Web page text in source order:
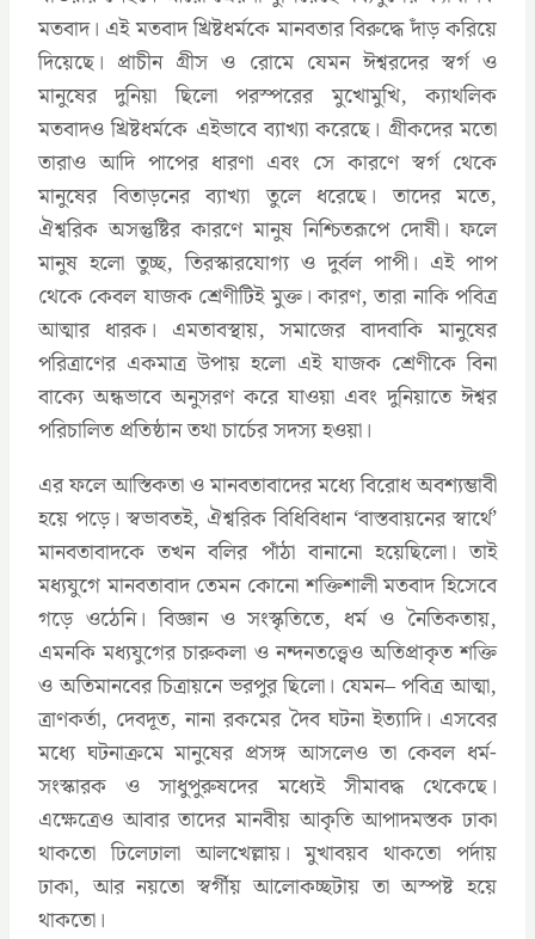
মতবাদ। এই মতবাদ খ্রিষ্টধর্মকে মানবতার বিরুদ্ধে দাঁড় করিয়ে
দিয়েছে। প্রাচীন গ্রীস ও রোমে যেমন ঈশ্বরদের স্বর্গ ও
মানুষের দুনিয়া ছিলো পরস্পরের মুখোমুখি, ক্যাথলিক
মতবাদও খ্রিষ্টধর্মকে এইভাবে ব্যাখ্যা করেছে। গ্রীকদের মতো
তারাও আদি পাপের ধারণা এবং সে কারণে স্বর্গ থেকে
মানুষের বিতাড়নের ব্যাখ্যা তুলে ধরেছে। তাদের মতে,
ঐশ্বরিক অসন্তুষ্টির কারণে মানুষ নিশ্চিতরূপে দোষী। ফলে
মানুষ হলো তুচ্ছ, তিরস্কারযোগ্য ও দুর্বল পাপী। এই পাপ
থেকে কেবল যাজক শ্রেণীটিই মুক্ত। কারণ, তারা নাকি পবিত্র
আত্মার ধারক। এমতাবস্থায়, সমাজের বাদবাকি মানুষের
পরিত্রাণের একমাত্র উপায় হলো এই যাজক শ্রেণীকে বিনা
বাক্যে অন্ধভাবে অনুসরণ করে যাওয়া এবং দুনিয়াতে ঈশ্বর
পরিচালিত প্রতিষ্ঠান তথা চার্চের সদস্য হওয়া।
এর ফলে আস্তিকতা ও মানবতাবাদের মধ্যে বিরোধ অবশ্যম্ভাবী
হয়ে পড়ে। স্বভাবতই, ঐশ্বরিক বিধিবিধান ‘বাস্তবায়নের স্বার্থে’
মানবতাবাদকে তখন বলির পাঁঠা বানানো হয়েছিলো। তাই
মধ্যযুগে মানবতাবাদ তেমন কোনো শক্তিশালী মতবাদ হিসেবে
গড়ে ওঠেনি। বিজ্ঞান ও সংস্কৃতিতে, ধর্ম ও নৈতিকতায়,
এমনকি মধ্যযুগের চারুকলা ও নন্দনতত্ত্বেও অতিপ্রাকৃত শক্তি
ও অতিমানবের চিত্রায়নে ভরপুর ছিলো। যেমন– পবিত্র আত্মা,
ত্রাণকর্তা, দেবদূত, নানা রকমের দৈব ঘটনা ইত্যাদি। এসবের
মধ্যে ঘটনাক্রমে মানুষের প্রসঙ্গ আসলেও তা কেবল ধর্ম-
সংস্কারক ও সাধুপুরুষদের মধ্যেই সীমাবদ্ধ থেকেছে।
এক্ষেত্রেও আবার তাদের মানবীয় আকৃতি আপাদমস্তক ঢাকা
থাকতো ঢিলেঢালা আলখেল্লায়। মুখাবয়ব থাকতো পর্দায়
ঢাকা, আর নয়তো স্বর্গীয় আলোকচ্ছটায় তা অস্পষ্ট হয়ে
থাকতো।